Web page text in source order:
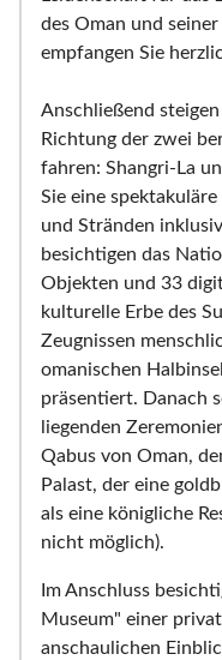
des Oman und
empfangen Sie
Anschließend
Richtung der zwei
fahren: Shangri-La
Sie eine
und Stränden
besichtigen das
Objekten und 33
kulturelle Erbe des
Zeugnissen
omanischen
präsentiert. Danach
liegenden
Qabus von Oman,
Palast, der eine
als eine königliche
nicht möglich).
Im Anschluss
Museum" einer
anschaulichen